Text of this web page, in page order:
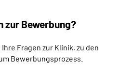
zur Bewerbung?
Fragen zur Klinik, zu den
Bewerbungsprozess.